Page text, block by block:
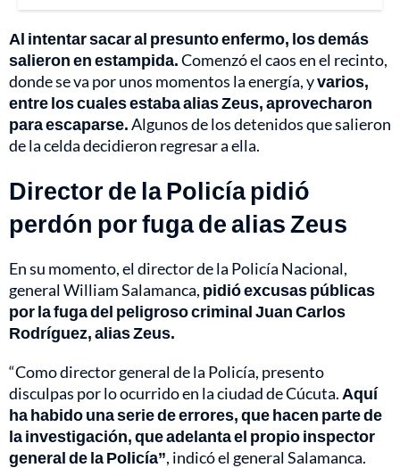
Al intentar sacar al presunto enfermo, los demás
salieron en estampida.Comenzó el caos en el recinto,
donde se va por unos momentos la energía, yvarios,
entre los cuales estaba alias Zeus, aprovecharon
para escaparse.Algunos de los detenidos que salieron
de la celda decidieron regresar a ella.
Director de la Policía pidió
perdón por fuga de alias Zeus
En su momento, el director de la Policía Nacional,
general William Salamanca, pidió excusas públicas
por la fuga del peligroso criminal Juan Carlos
Rodríguez, alias Zeus.
“Como director general de la Policía, presento
disculpas por lo ocurrido en la ciudad de Cúcuta. Aquí
ha habido una serie de errores, que hacen parte de
la investigación, que adelanta el propio inspector
general de la Policía”, indicó el general Salamanca.